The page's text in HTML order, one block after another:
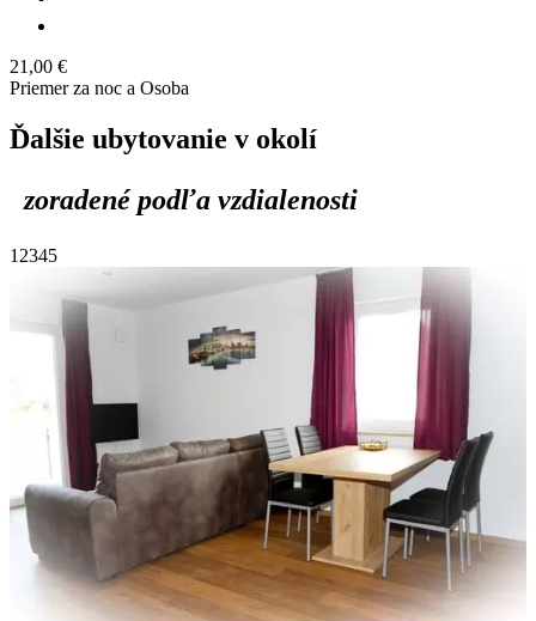
21,00 €
Priemer za noc a Osoba
Ďalšie ubytovanie v okolí
zoradené podľa vzdialenosti
1 2345